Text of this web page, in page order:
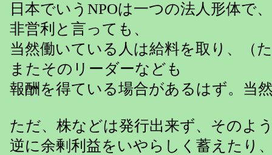
日本でいうNPOは一つの法人形体で、
非営利と言っても、
当然働いている人は給料を取り、（
またそのリーダーなども
報酬を得ている場合があるはず。当
ただ、株などは発行出来ず、そのよ
逆に余剰利益をいやらしく蓄えたり